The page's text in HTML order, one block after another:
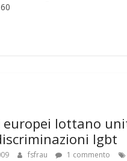
europei lottano
lgbt
fsfrau 1 commento